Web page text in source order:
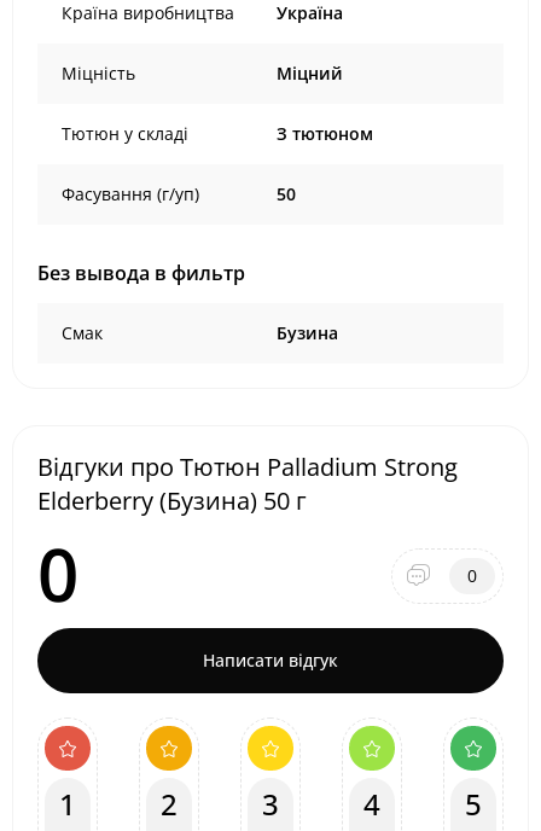
Країна виробництва Україна
Міцність Міцний
Тютюн у складі З тютюном
Фасування (г/уп) 50
Без вывода в фильтр
Смак Бузина
Відгуки про Тютюн Palladium Strong
Elderberry (Бузина) 50 г
0 0
Написати відгук
1 2 3 4 5